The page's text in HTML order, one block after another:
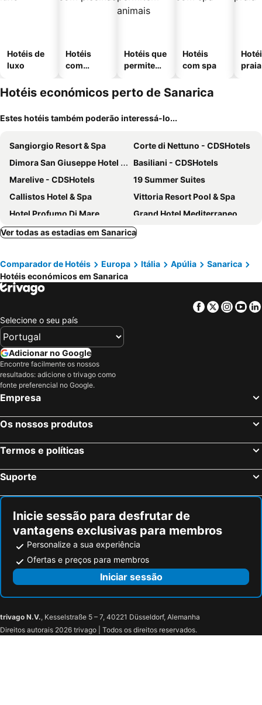
Hotéis de
luxo
Hotéis
com
Hotéis que
permitem
Hotéis
com spa
praia
Hotéis económicos perto de Sanarica
Estes hotéis também poderão interessá-lo...
Sangiorgio Resort & Spa
Corte di Nettuno - CDSHotels
Dimora San Giuseppe Hotel & SPA
Basiliani - CDSHotels
Marelive - CDSHotels
19 Summer Suites
Callistos Hotel & Spa
Vittoria Resort Pool & Spa
Hotel Profumo Di Mare
Grand Hotel Mediterraneo
Albergo Palazzo
Relais Valle dell'Idro
Hotel Pietra Verde
Masseria dei Monaci
Villa Rosa Antico Dimora Storica
Hotel Albània
Tenuta Pigliano Hotel
Est hotel
Masseria Bandino & Spa
Hotel Miramare
Hotel Hermitage
Borgo Mulino a Vento
Sanlu Hotel
Amareclub Baia Dei Turchi Resort - Adults Only
Masseria Mongiò dell'Elefante
Masseria Quadrelli
Masseria Cinti
Hotel Santa Lucia
Corte dei Melograni Hotel Resort
Tenuta Centoporte
B&B La Perla
HOTEL PANORAMICO
Hotel Majestic Luxury Castro
Agriturismo Serafina
I Mulicchi
Masseria Don Egidio
Ver todas as estadias em Sanarica
Comparador de Hotéis Europa Itália Apúlia
Sanarica
Hotéis económicos em Sanarica
Facebook
Twitter
Selecione o seu país
Adicionar no Google
Encontre facilmente os nossos
resultados: adicione o trivago como
fonte preferencial no Google.
Empresa
Os nossos produtos
Termos e políticas
Suporte
Inicie sessão para desfrutar de
vantagens exclusivas para membros
Personalize a sua experiência
Ofertas e preços para membros
Iniciar sessão
trivago N.V., Kesselstraße 5 – 7, 40221 Düsseldorf, Alemanha
Direitos autorais 2026 trivago | Todos os direitos reservados.